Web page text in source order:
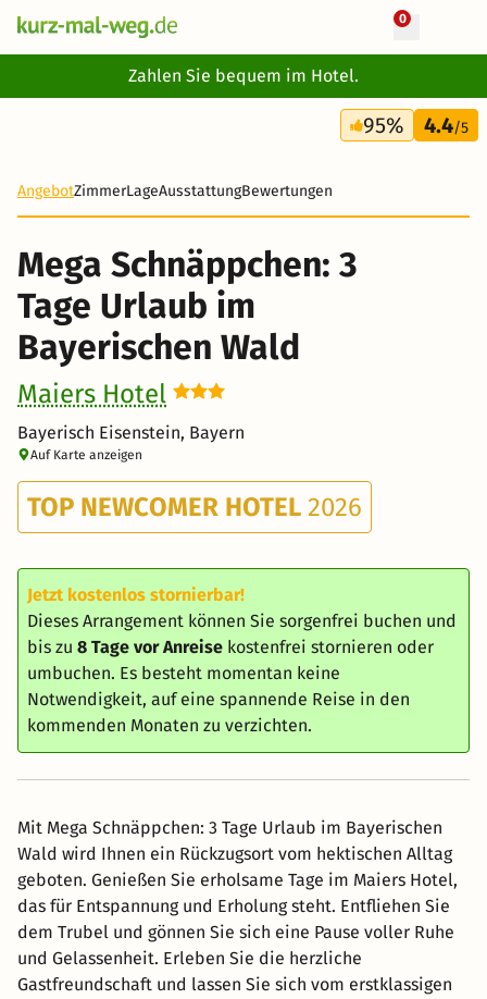
0
Zahlen Sie bequem im Hotel.
3 Tage
80 €
95% 4.4/5
AngebotZimmerLageAusstattungBewertungen
Mega Schnäppchen: 3
Tage Urlaub im
Bayerischen Wald
Maiers Hotel
Bayerisch Eisenstein, Bayern
Auf Karte anzeigen
TOP NEWCOMER HOTEL 2026
Jetzt kostenlos stornierbar!
Dieses Arrangement können Sie sorgenfrei buchen und
bis zu 8 Tage vor Anreise kostenfrei stornieren oder
umbuchen. Es besteht momentan keine
Notwendigkeit, auf eine spannende Reise in den
kommenden Monaten zu verzichten.
Mit Mega Schnäppchen: 3 Tage Urlaub im Bayerischen
Wald wird Ihnen ein Rückzugsort vom hektischen Alltag
geboten. Genießen Sie erholsame Tage im Maiers Hotel,
das für Entspannung und Erholung steht. Entfliehen Sie
dem Trubel und gönnen Sie sich eine Pause voller Ruhe
und Gelassenheit. Erleben Sie die herzliche
Gastfreundschaft und lassen Sie sich vom erstklassigen